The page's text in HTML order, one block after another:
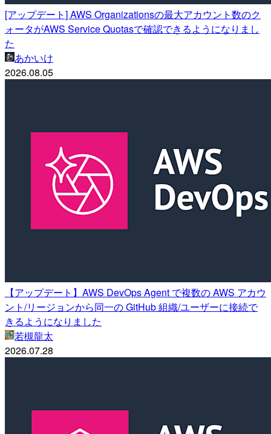
[アップデート] AWS Organizationsの最大アカウント数のク
ォータがAWS Service Quotasで確認できるようになりまし
た
あかいけ
2026.08.05
【アップデート】AWS DevOps Agent で複数の AWS アカウ
ント/リージョンから同一の GitHub 組織/ユーザーに接続で
きるようになりました
若槻龍太
2026.07.28